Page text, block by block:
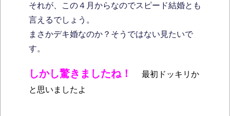
それが、この４月からなのでスピード結婚とも
言えるでしょう。
まさかデキ婚なのか？そうではない見たいで
す。
しかし驚きましたね！
最初ドッキリか
と思いましたよ